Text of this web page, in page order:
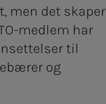
men det skaper
medlem har
til
og